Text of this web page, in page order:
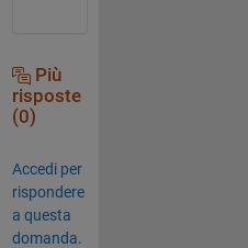
Più
risposte
(0)
Accedi per
rispondere
a questa
domanda.